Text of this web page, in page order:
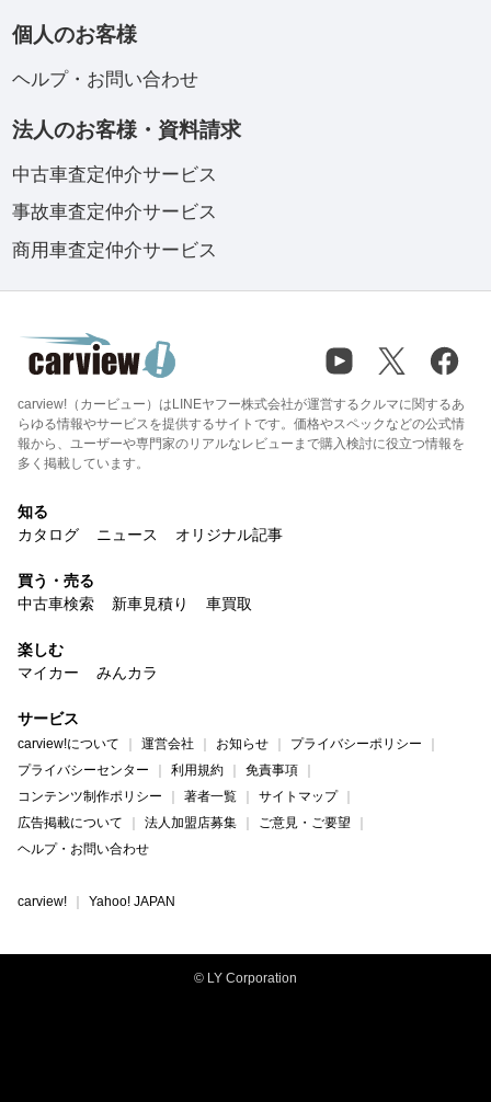
個人のお客様
ヘルプ・お問い合わせ
法人のお客様・資料請求
中古車査定仲介サービス
事故車査定仲介サービス
商用車査定仲介サービス
carview!（カービュー）はLINEヤフー株式会社が運営するクルマに関するあ
らゆる情報やサービスを提供するサイトです。価格やスペックなどの公式情
報から、ユーザーや専門家のリアルなレビューまで購入検討に役立つ情報を
多く掲載しています。
知る
カタログ
ニュース オリジナル記事
買う・売る
中古車検索
新車見積り 車買取
楽しむ
マイカー
みんカラ
サービス
carview!について 運営会社 お知らせ
プライバシーポリシー
プライバシーセンター
利用規約
免責事項
コンテンツ制作ポリシー
著者一覧
サイトマップ
広告掲載について
法人加盟店募集
ご意見・ご要望
ヘルプ・お問い合わせ
carview! Yahoo! JAPAN
© LY Corporation